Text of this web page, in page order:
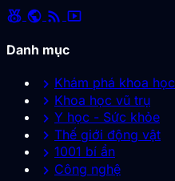
social_leaderboard public rss_feed smart_display
Danh mục
chevron_right Khám phá khoa học
chevron_right Khoa học vũ trụ
chevron_right Y học - Sức khỏe
chevron_right Thế giới động vật
chevron_right 1001 bí ẩn
chevron_right Công nghệ